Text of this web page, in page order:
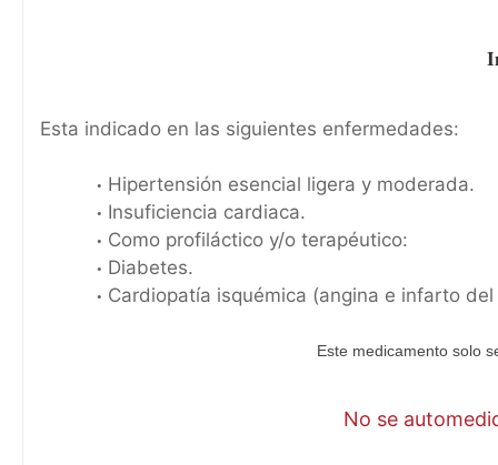
Esta indicado en las siguientes enfermedades:
Hipertensión esencial ligera y moderada.
Insuficiencia cardiaca.
Como profiláctico y/o terapéutico:
Diabetes.
Cardiopatía isquémica (angina e infarto
Este medicamento solo
No se